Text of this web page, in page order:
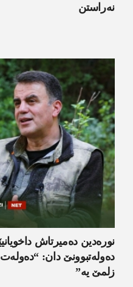
نەراستن
نورەدین دەمیرتاش
دەولەتبوونێ دان:
زلمێ یە”